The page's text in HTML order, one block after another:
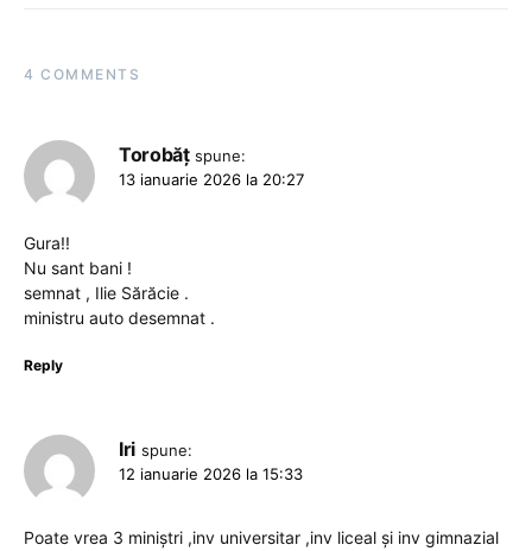
4 COMMENTS
Torobăț spune:
13 ianuarie 2026 la 20:27
Gura!!
Nu sant bani !
semnat , Ilie Sărăcie .
ministru auto desemnat .
Reply
Iri spune:
12 ianuarie 2026 la 15:33
Poate vrea 3 miniștri ,inv universitar ,inv liceal și inv gimnazial